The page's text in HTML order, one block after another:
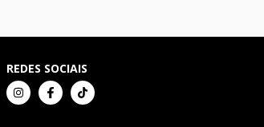
REDES SOCIAIS